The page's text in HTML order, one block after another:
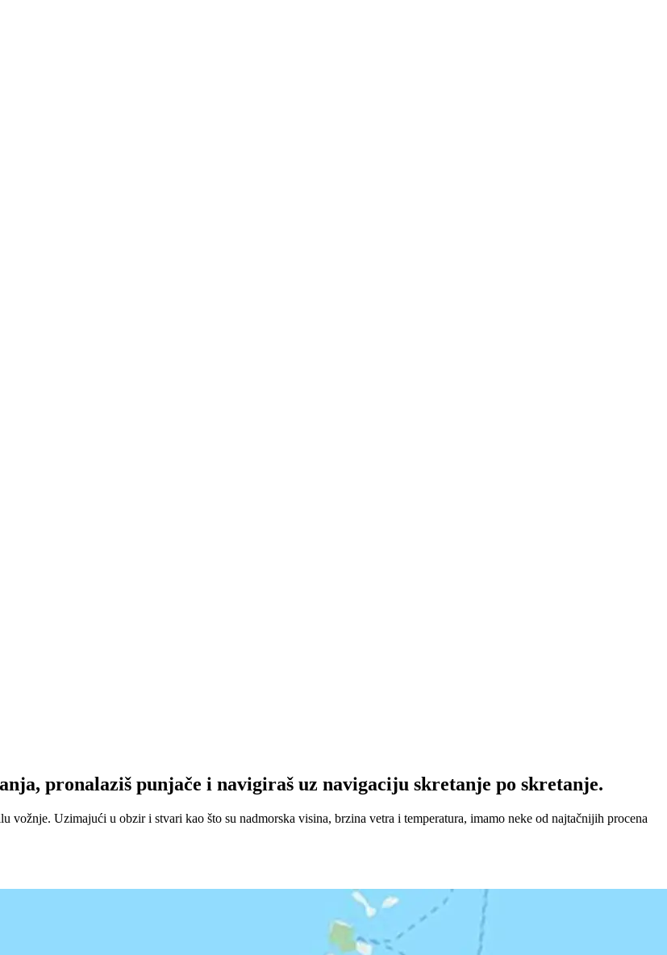
pronalaziš punjače i navigiraš uz navigaciju skretanje po skretanje.
Uzimajući u obzir i stvari kao što su nadmorska visina, brzina vetra i temperatura, imamo neke od najtačnijih procena